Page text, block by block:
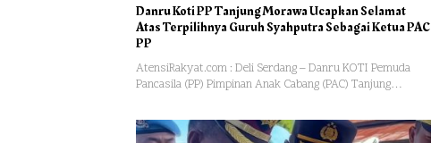
Danru Koti PP Tanjung Morawa Ucapkan Selamat
Atas Terpilihnya Guruh Syahputra Sebagai Ketua PAC
PP
AtensiRakyat.com : Deli Serdang – Danru KOTI Pemuda
Pancasila (PP) Pimpinan Anak Cabang (PAC) Tanjung…